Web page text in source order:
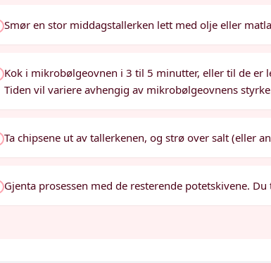
Smør en stor middagstallerken lett med olje eller
Kok i mikrobølgeovnen i 3 til 5 minutter, eller til de er
Tiden vil variere avhengig av mikrobølgeovnens
Ta chipsene ut av tallerkenen, og strø over salt (eller
Gjenta prosessen med de resterende potetskivene.